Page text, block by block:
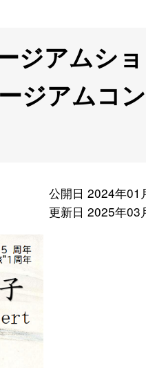
ジアムシ
ジアムコ
公開日 2024年01
更新日 2025年03